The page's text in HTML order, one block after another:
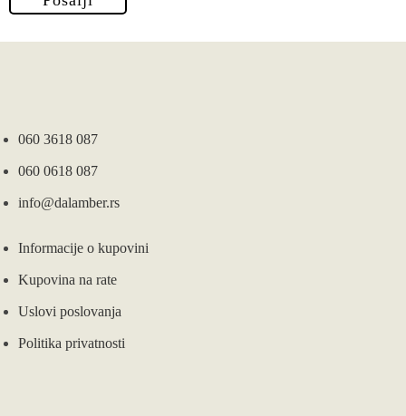
060 3618 087
060 0618 087
info@dalamber.rs
Informacije o kupovini
Kupovina na rate
Uslovi poslovanja
Politika privatnosti